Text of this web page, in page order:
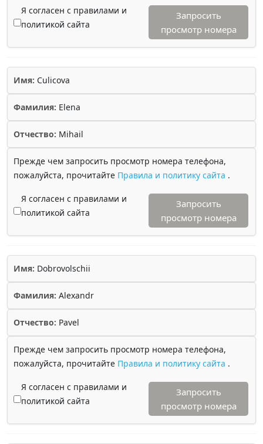
Я согласен с правилами и
политикой сайта
Запросить
просмотр номера
Имя: Culicova
Фамилия: Elena
Отчество: Mihail
Прежде чем запросить просмотр номера телефона,
пожалуйста, прочитайте Правила и политику сайта .
Я согласен с правилами и
политикой сайта
Запросить
просмотр номера
Имя: Dobrovolschii
Фамилия: Alexandr
Отчество: Pavel
Прежде чем запросить просмотр номера телефона,
пожалуйста, прочитайте Правила и политику сайта .
Я согласен с правилами и
политикой сайта
Запросить
просмотр номера